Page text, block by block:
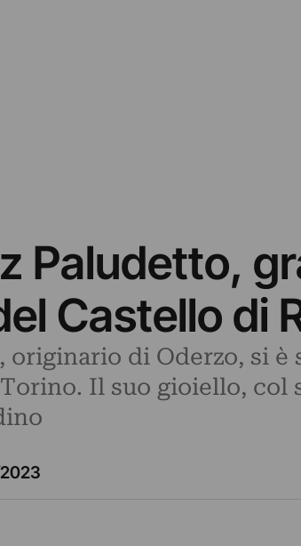
Paludetto,
Castello di
di Oderzo, si è
Il suo gioiello, col